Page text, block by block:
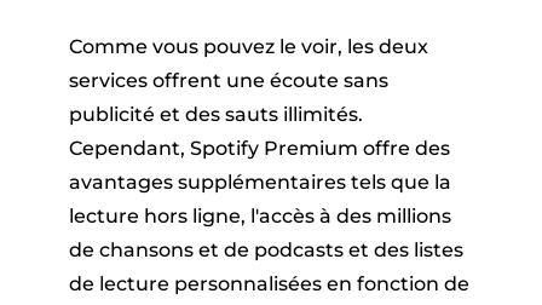
Comme vous pouvez le voir, les deux
services offrent une écoute sans
publicité et des sauts illimités.
Cependant, Spotify Premium offre des
avantages supplémentaires tels que la
lecture hors ligne, l'accès à des millions
de chansons et de podcasts et des listes
de lecture personnalisées en fonction de